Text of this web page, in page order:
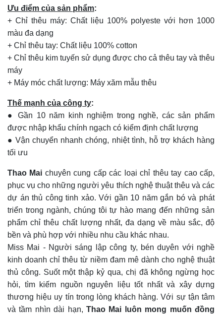
Ưu điểm của sản phẩm:
+ Chỉ thêu máy: Chất liệu 100% polyeste với hơn 1000
màu đa dạng
+ Chỉ thêu tay: Chất liệu 100% cotton
+ Chỉ thêu kim tuyến sử dụng được cho cả thêu tay và thêu
máy
+ Máy móc chất lượng: Máy xăm mẫu thêu
Thế mạnh của công ty:
● Gần 10 năm kinh nghiệm trong nghề, các sản phẩm
được nhập khẩu chính ngạch có kiểm định chất lượng
● Vận chuyển nhanh chóng, nhiệt tình, hỗ trợ khách hàng
tối ưu
Thao Mai chuyên cung cấp các loại chỉ thêu tay cao cấp,
phục vụ cho những người yêu thích nghệ thuật thêu và các
dự án thủ công tinh xảo. Với gần 10 năm gắn bó và phát
triển trong ngành, chúng tôi tự hào mang đến những sản
phẩm chỉ thêu chất lượng nhất, đa dạng về màu sắc, độ
bền và phù hợp với nhiều nhu cầu khác nhau.
Miss Mai - Người sáng lập công ty, bén duyên với nghề
kinh doanh chỉ thêu từ niềm đam mê dành cho nghệ thuật
thủ công. Suốt một thập kỷ qua, chị đã không ngừng học
hỏi, tìm kiếm nguồn nguyên liệu tốt nhất và xây dựng
thương hiệu uy tín trong lòng khách hàng. Với sự tận tâm
và tầm nhìn dài hạn, Thao Mai luôn mong muốn đồng